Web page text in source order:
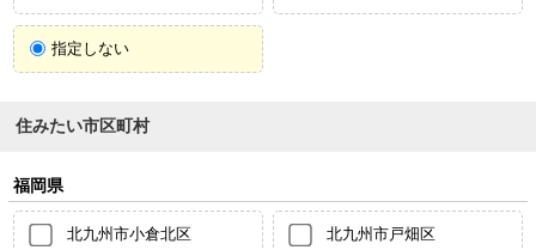
指定しない
住みたい市区町村
福岡県
北九州市小倉北区 北九州市戸畑区